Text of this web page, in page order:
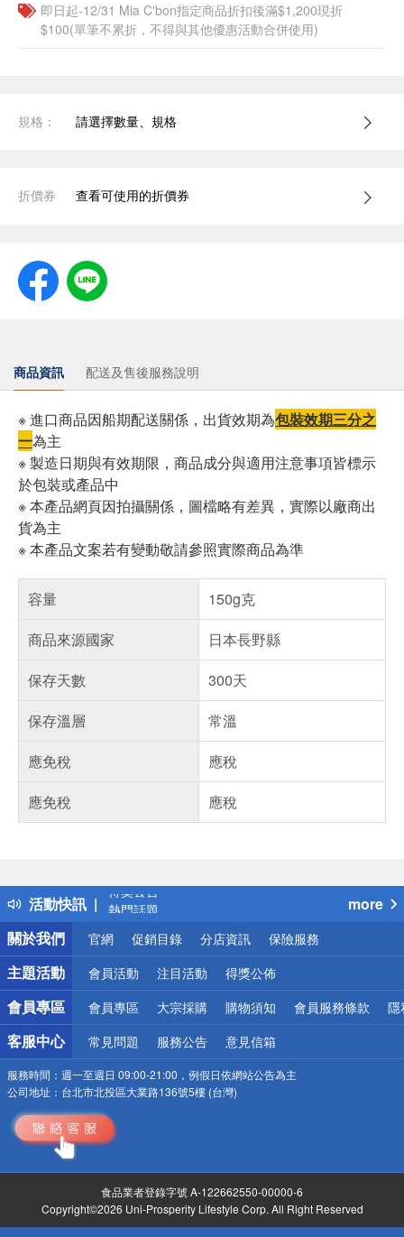
即日起-12/31 Mia C'bon指定商品折扣後滿$1,200現折
$100(單筆不累折，不得與其他優惠活動合併使用)
規格： 請選擇數量、規格
折價券 查看可使用的折價券
商品資訊 配送及售後服務說明
※ 進口商品因船期配送關係，出貨效期為包裝效期三分之
一為主
※ 製造日期與有效期限，商品成分與適用注意事項皆標示
於包裝或產品中
※ 本產品網頁因拍攝關係，圖檔略有差異，實際以廠商出
貨為主
※ 本產品文案若有變動敬請參照實際商品為準
容量
150g克
商品來源國家
日本長野縣
保存天數
300天
保存溫層
常溫
應免稅
應稅
應免稅
應稅
活動快訊
得獎公告
熱門話題
銀行優惠
偏遠地區配送
詐騙網頁！請小心！
more
關於我們
官網 促銷目錄 分店資訊 保險服務
主題活動 會員活動 注目活動 得獎公佈
會員專區 會員專區 大宗採購 購物須知 會員服務條款 隱
客服中心 常見問題 服務公告 意見信箱
服務時間： 週一至週日 09:00-21:00，例假日依網站公告為主
公司地址： 台北市北投區大業路136號5樓 (台灣)
食品業者登錄字號 A-122662550-00000-6
Copyright©2026 Uni-Prosperity Lifestyle Corp. All Right Reserved